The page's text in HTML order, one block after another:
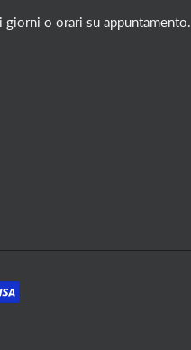
giorni o orari su appuntamento.